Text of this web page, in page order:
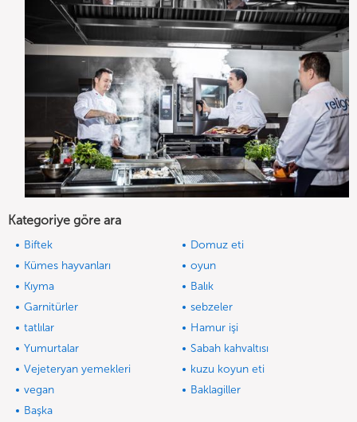
Kategoriye göre ara
Biftek
Domuz eti
Kümes hayvanları
oyun
Kıyma
Balık
Garnitürler
sebzeler
tatlılar
Hamur işi
Yumurtalar
Sabah kahvaltısı
Vejeteryan yemekleri
kuzu koyun eti
vegan
Baklagiller
Başka